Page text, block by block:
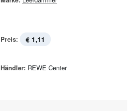
Preis: € 1,11
Händler: REWE Center